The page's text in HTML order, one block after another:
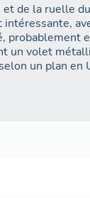
de la ruelle
probablement
un volet
un plan en